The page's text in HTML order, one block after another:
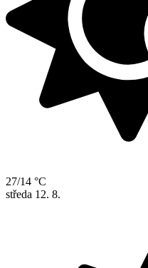
27/14 °C
středa 12. 8.